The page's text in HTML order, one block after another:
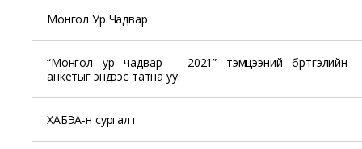
Монгол Ур Чадвар
“Монгол ур чадвар – 2021” тэмцээний бүртгэлийн
анкетыг эндээс татна уу.
ХАБЭА-н сургалт